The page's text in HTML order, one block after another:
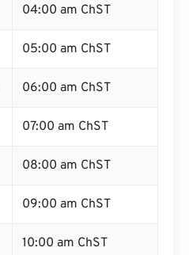
04:00 am ChST
05:00 am ChST
06:00 am ChST
07:00 am ChST
08:00 am ChST
09:00 am ChST
10:00 am ChST